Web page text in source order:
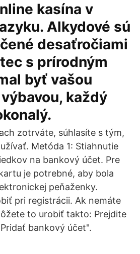
kasína v
Alkydové sú
desaťročiami
s prírodným
byť vašou
každý
zotrváte, súhlasíte s tým,
Metóda 1: Stiahnutie
na bankový účet. Pre
je potrebné, aby bola
peňaženky.
pri registrácii. Ak nemáte
to urobiť takto: Prejdite
bankový účet".